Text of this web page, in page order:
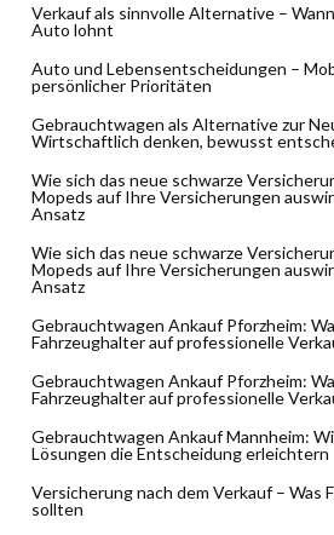
Verkauf als sinnvolle Alternative –
Auto lohnt
Auto und Lebensentscheidungen –
persönlicher Prioritäten
Gebrauchtwagen als Alternative zur
Wirtschaftlich denken, bewusst
Wie sich das neue schwarze
Mopeds auf Ihre Versicherungen
Ansatz
Wie sich das neue schwarze
Mopeds auf Ihre Versicherungen
Ansatz
Gebrauchtwagen Ankauf Pforzheim:
Fahrzeughalter auf professionelle
Gebrauchtwagen Ankauf Pforzheim:
Fahrzeughalter auf professionelle
Gebrauchtwagen Ankauf Mannheim:
Lösungen die Entscheidung erleichtern
Versicherung nach dem Verkauf – Was
sollten